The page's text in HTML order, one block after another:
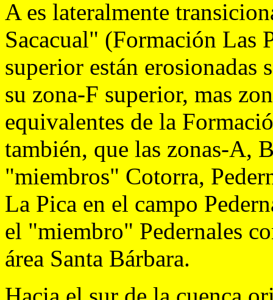
A es lateralmente
Sacacual" (Formación Las
superior están erosionadas
su zona-F superior, mas
equivalentes de la
también, que las zonas-A,
"miembros" Cotorra,
La Pica en el campo
el "miembro" Pedernales
área Santa Bárbara.